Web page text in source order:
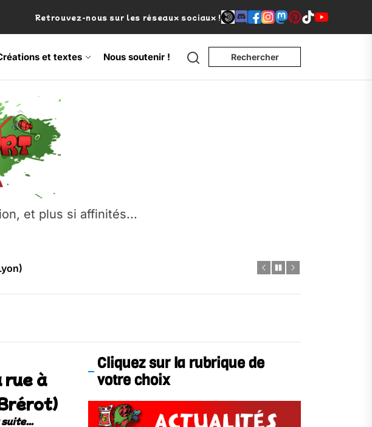
Retrouvez-nous sur les réseaux sociaux !
et textes Nous soutenir ! Search Rechercher
et plus si affinités...
en-Velin)
& Pierre Lacôte
Savoie)
en-Velin)
rue à
Cliquez sur la rubrique de
votre choix